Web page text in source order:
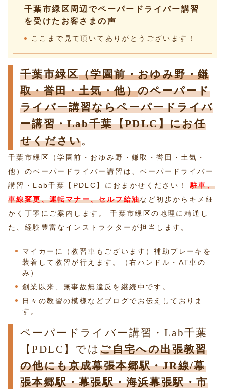
千葉市緑区周辺でペーパードライバー講習
を受けたお客さまの声
ここまで見て頂いてありがとうございます！
千葉市緑区（学園前・おゆみ野・鎌
取・誉田・土気・他）のペーパード
ライバー講習ならペーパードライバ
ー講習・Lab千葉【PDLC】にお任
せください。
千葉市緑区（学園前・おゆみ野・鎌取・誉田・土気・
他）のペーパードライバー講習は、ペーパードライバー
講習・Lab千葉【PDLC】におまかせください！駐車、
車線変更、運転マナー、セルフ給油など初歩からキメ細
かく丁寧にご案内します。 千葉市緑区の地理に精通し
た、経験豊富なインストラクターが担当します。
マイカーに（教習車もございます）補助ブレーキを
装着して教習が行えます。（右ハンドル・AT車の
み）
創業以来、無事故無違反を継続中です。
日々の教習の模様などブログでお伝えしておりま
す。
ペーパードライバー講習・Lab千葉
【PDLC】ではご自宅への出張教習
の他にも京成幕張本郷駅・JR線/幕
張本郷駅・幕張駅・海浜幕張駅・市